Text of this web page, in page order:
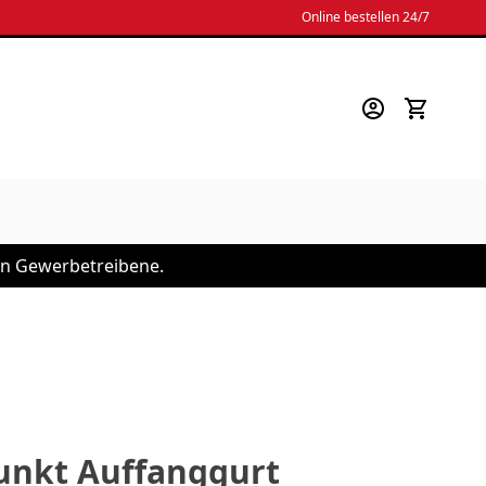
Online bestellen 24/7
Gewerbetreibene.
Auffanggurt